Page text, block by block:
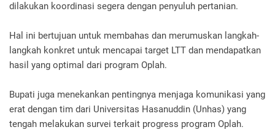
dilakukan koordinasi segera dengan penyuluh pertanian.
Hal ini bertujuan untuk membahas dan merumuskan langkah-
langkah konkret untuk mencapai target LTT dan mendapatkan
hasil yang optimal dari program Oplah.
Bupati juga menekankan pentingnya menjaga komunikasi yang
erat dengan tim dari Universitas Hasanuddin (Unhas) yang
tengah melakukan survei terkait progress program Oplah.